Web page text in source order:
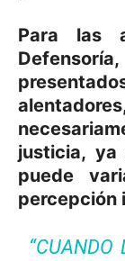
Para las
justicia,
puede
percepción
“CUANDO